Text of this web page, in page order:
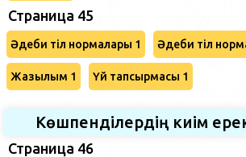
Страница 45
Әдеби тіл нормалары 1 Әдеби тіл
Жазылым 1 Үй тапсырмасы 1
Көшпенділердің киім
Страница 46